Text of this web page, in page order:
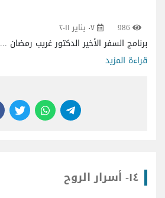
986 ٠٧ يناير ٢٠١١
برنامج السفر الأخير الدكتور غريب رمضان ...
قراءة المزيد
١٤- أسرار الروح